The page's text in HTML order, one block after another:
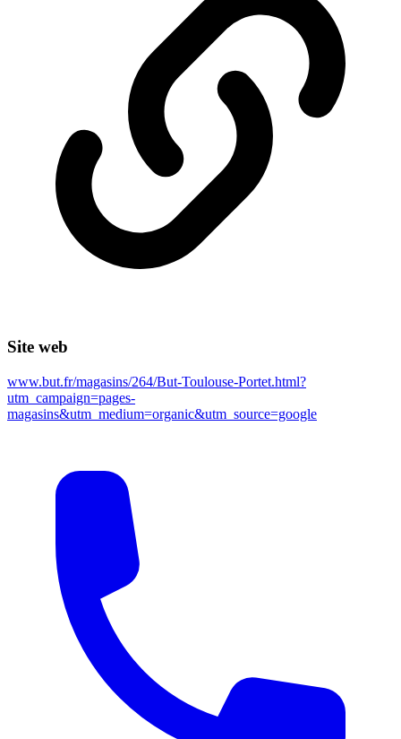
Site web
www.but.fr/magasins/264/But-Toulouse-Portet.html?
utm_campaign=pages-
magasins&utm_medium=organic&utm_source=google